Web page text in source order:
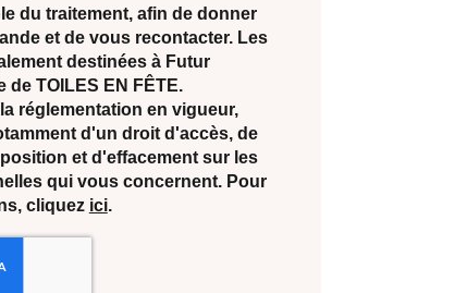
du traitement, afin de donner
et de vous recontacter. Les
destinées à Futur
de TOILES EN FÊTE.
réglementation en vigueur,
d'un droit d'accès, de
et d'effacement sur les
qui vous concernent. Pour
cliquez ici.